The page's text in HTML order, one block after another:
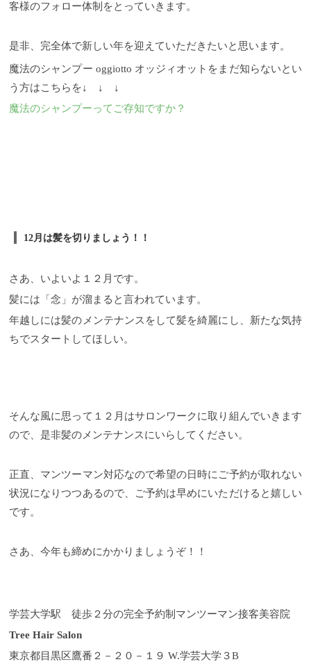
客様のフォロー体制をとっていきます。
是非、完全体で新しい年を迎えていただきたいと思います。
魔法のシャンプー oggiotto オッジィオットをまだ知らないとい
う方はこちらを↓ ↓ ↓
魔法のシャンプーってご存知ですか？
12月は髪を切りましょう！！
さあ、いよいよ１２月です。
髪には「念」が溜まると言われています。
年越しには髪のメンテナンスをして髪を綺麗にし、新たな気持
ちでスタートしてほしい。
そんな風に思って１２月はサロンワークに取り組んでいきます
ので、是非髪のメンテナンスにいらしてください。
正直、マンツーマン対応なので希望の日時にご予約が取れない
状況になりつつあるので、ご予約は早めにいただけると嬉しい
です。
さあ、今年も締めにかかりましょうぞ！！
学芸大学駅 徒歩２分の完全予約制マンツーマン接客美容院
Tree Hair Salon
東京都目黒区鷹番２－２０－１９ W.学芸大学３B